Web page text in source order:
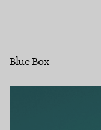
Blue Box